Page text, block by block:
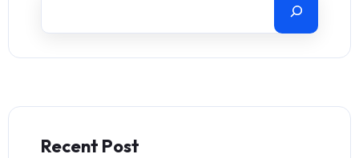
Recent Post